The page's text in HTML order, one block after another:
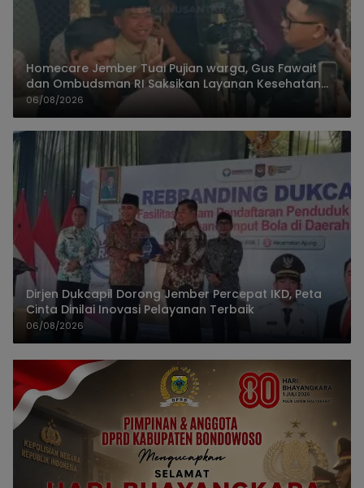
Homecare Jember Tuai Pujian warga, Gus Fawait
dan Ombudsman RI Saksikan Layanan Kesehatan
Rumah Pasien
06/08/2026
Dirjen Dukcapil Dorong Jember Percepat IKD, Peta
Cinta Dinilai Inovasi Pelayanan Terbaik
06/08/2026